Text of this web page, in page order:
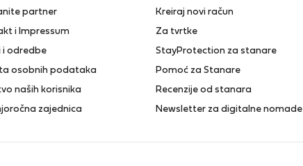
partner
i Impressum
i odredbe
osobnih podataka
naših korisnika
zajednica
Kreiraj novi račun
Za tvrtke
StayProtection za stanare
Pomoć za Stanare
Recenzije od stanara
Newsletter za digitalne nomade